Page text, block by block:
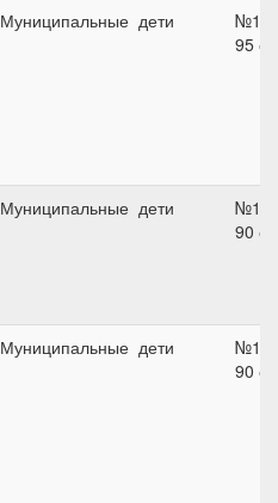
Муниципальные дети
№1,
95 см
Муниципальные дети
№1,
90 см
Муниципальные дети
№1,
90 см